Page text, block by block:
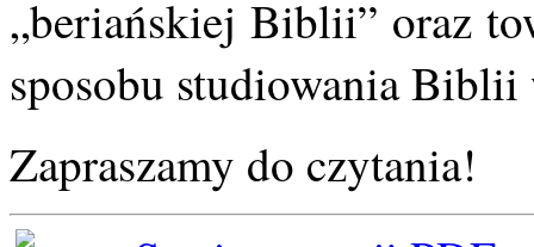
„beriańskiej Biblii” oraz
sposobu studiowania Biblii
Zapraszamy do czytania!